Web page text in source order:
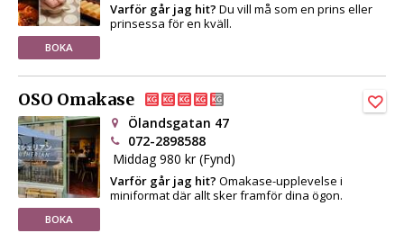
BOKA
Varför går jag hit? Du vill må som en prins eller
prinsessa för en kväll.
OSO Omakase
BOKA
Ölandsgatan 47
072-2898588
Middag 980 kr (Fynd)
Varför går jag hit? Omakase-upplevelse i
miniformat där allt sker framför dina ögon.